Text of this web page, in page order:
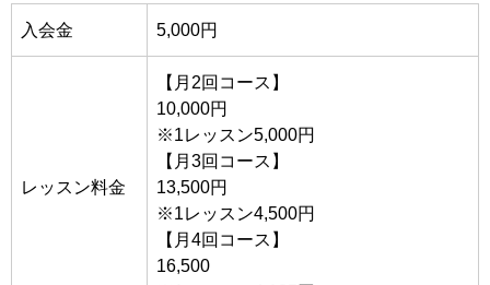
入会金 5,000円
レッスン料金
【月2回コース】
10,000円
※1レッスン5,000円
【月3回コース】
13,500円
※1レッスン4,500円
【月4回コース】
16,500